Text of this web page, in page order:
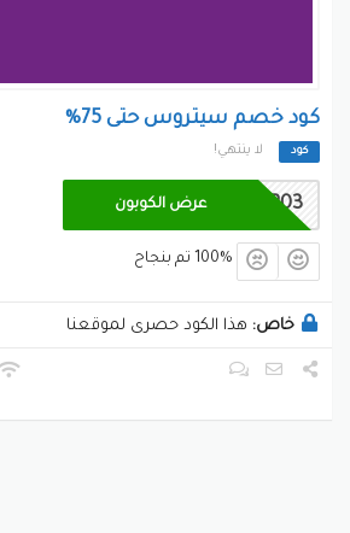
كود خصم سيتروس حتى 75%
كود لا ينتهي!
CP03 عرض الكوبون
100% تم بنجاح
خاص: هذا الكود حصرى لموقعنا